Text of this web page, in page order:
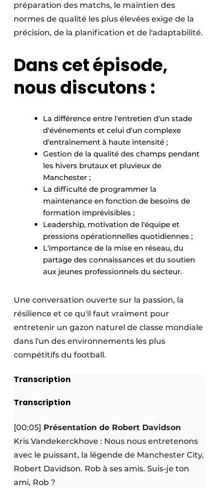
préparation des matchs, le maintien des
normes de qualité les plus élevées exige de la
précision, de la planification et de l'adaptabilité.
Dans cet épisode,
nous discutons :
La différence entre l'entretien d'un stade
d'événements et celui d'un complexe
d'entraînement à haute intensité ;
Gestion de la qualité des champs pendant
les hivers brutaux et pluvieux de
Manchester ;
La difficulté de programmer la
maintenance en fonction de besoins de
formation imprévisibles ;
Leadership, motivation de l'équipe et
pressions opérationnelles quotidiennes ;
L'importance de la mise en réseau, du
partage des connaissances et du soutien
aux jeunes professionnels du secteur.
Une conversation ouverte sur la passion, la
résilience et ce qu'il faut vraiment pour
entretenir un gazon naturel de classe mondiale
dans l'un des environnements les plus
compétitifs du football.
Transcription
Transcription
[00:05] Présentation de Robert Davidson
Kris Vandekerckhove : Nous nous entretenons
avec le puissant, la légende de Manchester City,
Robert Davidson. Rob à ses amis. Suis-je ton
ami, Rob ?